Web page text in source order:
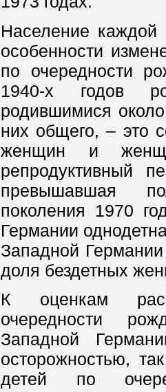
Население каждой
особенности
по очередности
1940-х годов
родившимися
них общего, – это
женщин и
репродуктивный
превышавшая
поколения 1970
Германии
Западной
доля бездетных
К оценкам
очередности
Западной
осторожностью,
детей по